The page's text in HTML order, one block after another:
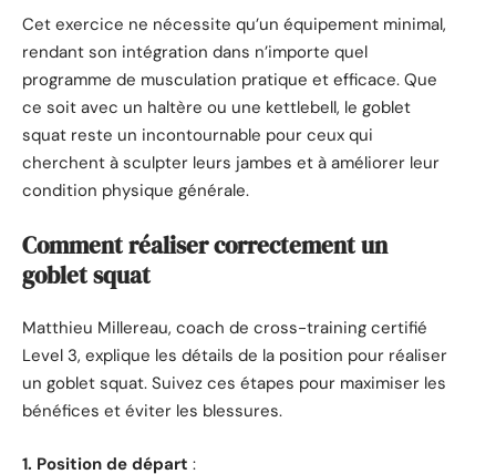
Cet exercice ne nécessite qu’un équipement minimal,
rendant son intégration dans n’importe quel
programme de musculation pratique et efficace. Que
ce soit avec un haltère ou une kettlebell, le goblet
squat reste un incontournable pour ceux qui
cherchent à sculpter leurs jambes et à améliorer leur
condition physique générale.
Comment réaliser correctement un
goblet squat
Matthieu Millereau, coach de cross-training certifié
Level 3, explique les détails de la position pour réaliser
un goblet squat. Suivez ces étapes pour maximiser les
bénéfices et éviter les blessures.
1. Position de départ :